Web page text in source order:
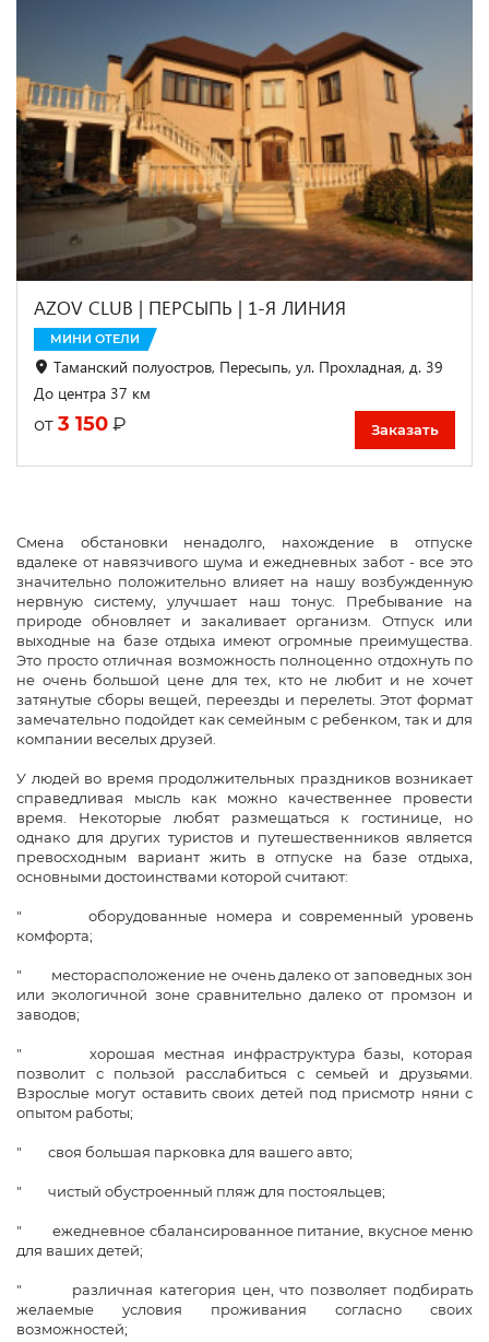
AZOV CLUB | ПЕРСЫПЬ | 1-Я ЛИНИЯ
МИНИ ОТЕЛИ
Таманский полуостров, Пересыпь, ул. Прохладная, д. 39
До центра 37 км
от 3 150 ₽ Заказать
Смена обстановки ненадолго, нахождение в отпуске
вдалеке от навязчивого шума и ежедневных забот - все это
значительно положительно влияет на нашу возбужденную
нервную систему, улучшает наш тонус. Пребывание на
природе обновляет и закаливает организм. Отпуск или
выходные на базе отдыха имеют огромные преимущества.
Это просто отличная возможность полноценно отдохнуть по
не очень большой цене для тех, кто не любит и не хочет
затянутые сборы вещей, переезды и перелеты. Этот формат
замечательно подойдет как семейным с ребенком, так и для
компании веселых друзей.
У людей во время продолжительных праздников возникает
справедливая мысль как можно качественнее провести
время. Некоторые любят размещаться к гостинице, но
однако для других туристов и путешественников является
превосходным вариант жить в отпуске на базе отдыха,
основными достоинствами которой считают:
" оборудованные номера и современный уровень
комфорта;
" месторасположение не очень далеко от заповедных зон
или экологичной зоне сравнительно далеко от промзон и
заводов;
" хорошая местная инфраструктура базы, которая
позволит с пользой расслабиться с семьей и друзьями.
Взрослые могут оставить своих детей под присмотр няни с
опытом работы;
" своя большая парковка для вашего авто;
" чистый обустроенный пляж для постояльцев;
" ежедневное сбалансированное питание, вкусное меню
для ваших детей;
" различная категория цен, что позволяет подбирать
желаемые условия проживания согласно своих
возможностей;